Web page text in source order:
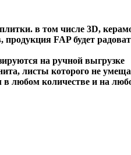
в том числе 3D,
FAP будет
на ручной выгрузке
листы которого не
любом количестве и на